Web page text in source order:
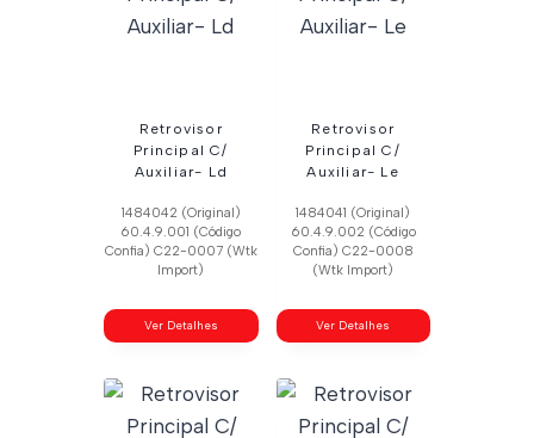
Retrovisor
Principal C/
Auxiliar- Ld
1484042 (Original)
60.4.9.001 (Código
Confia) C22-0007 (Wtk
Import)
Ver Detalhes
Retrovisor
Principal C/
Auxiliar- Le
1484041 (Original)
60.4.9.002 (Código
Confia) C22-0008
(Wtk Import)
Ver Detalhes